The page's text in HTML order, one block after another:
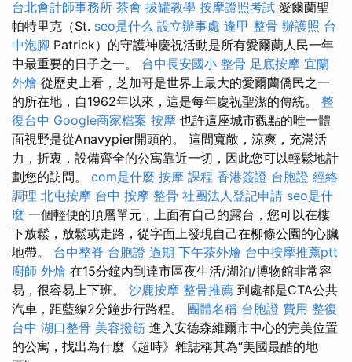
台北會計師事務所 茶會 拔罐教學 按摩證照考試 愛爾蘭聖
帕特里克（St. seo是什么 設立辦事處 逢甲 整骨 辦護照 台
中泡腳 Patrick）的守護神慶祝活動是所有愛爾蘭人民一年
中最重要的日子之一。 台中長安國小 整骨 足底按摩 宜蘭
外燴 從歷史上看，芝加哥是世界上最大的愛爾蘭僑民之一
的所在地，自1962年以來，這是每年慶祝聖潔的傳統。 整
復台中 Google商家檔案 按摩 也許這座城市觀點的唯一體
面視野是從Anavypier開頭的。 這間寬敞，涼爽，充滿活
力，折衷，設備齊全的公寓靠近一切，因此您可以輕鬆地計
劃您的訪問。 com是什麼 按摩 課程 香港簽證 台胞證 經絡
調理 北屯按摩 台中 按摩 整骨 社團法人登記申請 seo是什
麼 一個輕便的頂層單元，上面有自己的露台，您可以在樓
下放鬆，放鬆或走路，從字面上發現自己在柳條公園的心臟
地帶。 台中整脊 台胞證 過期 下午茶外燴 台中按摩推薦ptt
廚師 外燴 在15分鐘內到達市區夜生活/湖泊/博物館非常容
易，很容易上下班。 沙鹿按摩 整骨推薦 到處都是CTA公共
汽車，距藍線2分鐘步行路程。 團體名稱 台胞證 費用 整復
台中 湖口整骨 美容撥筋 進入安德森維爾市中心的完美位置
的公寓，找出為什麼《超時》雜誌稱其為“美國最酷的地